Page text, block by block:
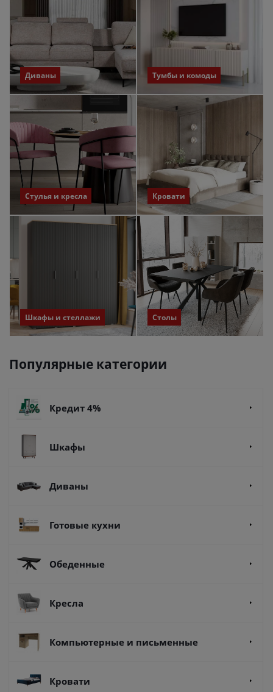
Диваны Тумбы и комоды
Стулья и кресла Кровати
Шкафы и стеллажи Столы
Популярные категории
Кредит 4%
Шкафы
Диваны
Готовые кухни
Обеденные
Кресла
Компьютерные и письменные
Кровати